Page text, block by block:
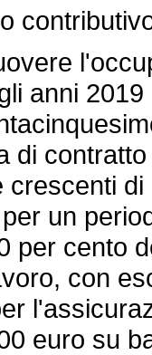
anni
di
crescenti
un
per cento
con
euro su